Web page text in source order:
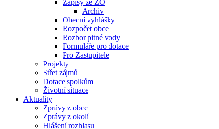
Zápisy ze ZO
Archiv
Obecní vyhlášky
Rozpočet obce
Rozbor pitné vody
Formuláře pro dotace
Pro Zastupitele
Projekty
Střet zájmů
Dotace spolkům
Životní situace
Aktuality
Zprávy z obce
Zprávy z okolí
Hlášení rozhlasu